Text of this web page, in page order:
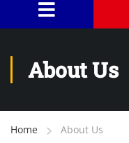
About Us
Home About Us